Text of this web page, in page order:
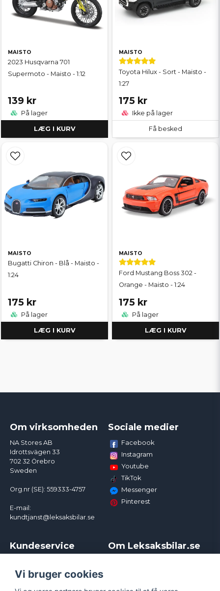
MAISTO
2023 Husqvarna 701
Supermoto - Maisto - 1:12
139 kr
På lager
LÆG I KURV
MAISTO
Toyota Hilux - Sort - Maisto -
1:27
175 kr
Ikke på lager
Få besked
MAISTO
Bugatti Chiron - Blå - Maisto -
1:24
175 kr
På lager
LÆG I KURV
MAISTO
Ford Mustang Boss 302 -
Orange - Maisto - 1:24
175 kr
På lager
LÆG I KURV
Om virksomheden
NA Stores AB
Idrottsvägen 33
702 32 Örebro
Sweden
Org.nr (SE): 559333-4757
E-mail:
kundtjanst@leksaksbilar.se
Sociale medier
Facebook
Instagram
Youtube
TikTok
Messenger
Pinterest
Kundeservice
Kampagner og rabatter
Reklamation
Om Leksaksbilar.se
Vi bruger cookies